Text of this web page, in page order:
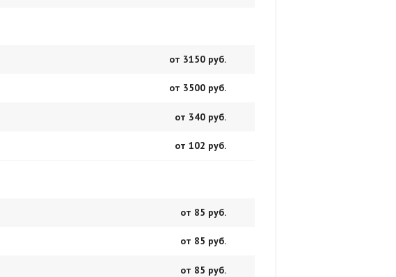
от 3150 руб.
от 3500 руб.
от 340 руб.
от 102 руб.
от 85 руб.
от 85 руб.
от 85 руб.